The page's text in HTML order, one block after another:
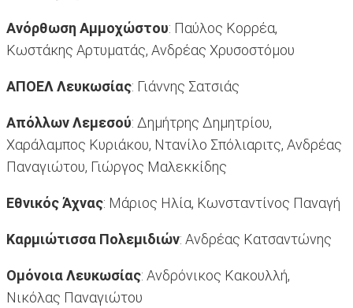
Ανόρθωση Αμμοχώστου: Παύλος Κορρέα,
Κωστάκης Αρτυματάς, Ανδρέας Χρυσοστόμου
ΑΠΟΕΛ Λευκωσίας: Γιάννης Σατσιάς
Απόλλων Λεμεσού: Δημήτρης Δημητρίου,
Χαράλαμπος Κυριάκου, Ντανίλο Σπόλιαριτς, Ανδρέας
Παναγιώτου, Γιώργος Μαλεκκίδης
Εθνικός Άχνας: Μάριος Ηλία, Κωνσταντίνος Παναγή
Καρμιώτισσα Πολεμιδιών: Ανδρέας Κατσαντώνης
Ομόνοια Λευκωσίας: Ανδρόνικος Κακουλλή,
Νικόλας Παναγιώτου